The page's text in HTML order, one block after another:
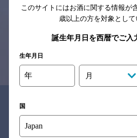
※それぞれのお店のメニューや営業時間な
予告なしに変更されることが
す。
このサイトにはお酒に関する情報が
歳以上の方を対象として
誕生年月日を西暦でご入
生年月日
年 月
国